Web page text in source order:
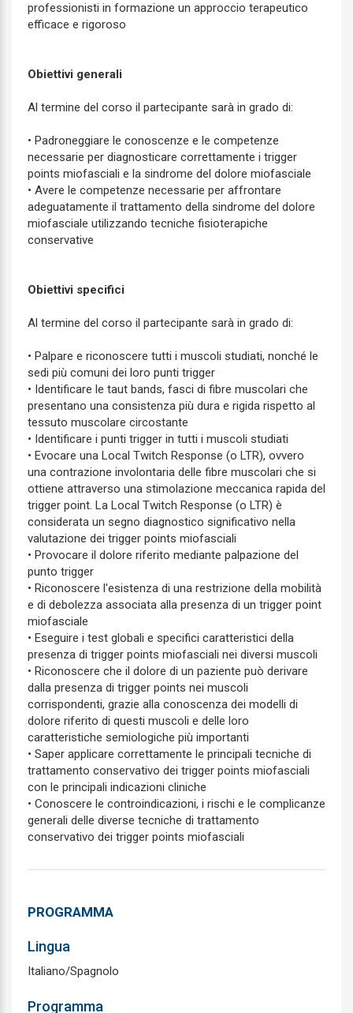
professionisti in formazione un approccio terapeutico
efficace e rigoroso
Obiettivi generali
Al termine del corso il partecipante sarà in grado di:
• Padroneggiare le conoscenze e le competenze
necessarie per diagnosticare correttamente i trigger
points miofasciali e la sindrome del dolore miofasciale
• Avere le competenze necessarie per affrontare
adeguatamente il trattamento della sindrome del dolore
miofasciale utilizzando tecniche fisioterapiche
conservative
Obiettivi specifici
Al termine del corso il partecipante sarà in grado di:
• Palpare e riconoscere tutti i muscoli studiati, nonché le
sedi più comuni dei loro punti trigger
• Identificare le taut bands, fasci di fibre muscolari che
presentano una consistenza più dura e rigida rispetto al
tessuto muscolare circostante
• Identificare i punti trigger in tutti i muscoli studiati
• Evocare una Local Twitch Response (o LTR), ovvero
una contrazione involontaria delle fibre muscolari che si
ottiene attraverso una stimolazione meccanica rapida del
trigger point. La Local Twitch Response (o LTR) è
considerata un segno diagnostico significativo nella
valutazione dei trigger points miofasciali
• Provocare il dolore riferito mediante palpazione del
punto trigger
• Riconoscere l'esistenza di una restrizione della mobilità
e di debolezza associata alla presenza di un trigger point
miofasciale
• Eseguire i test globali e specifici caratteristici della
presenza di trigger points miofasciali nei diversi muscoli
• Riconoscere che il dolore di un paziente può derivare
dalla presenza di trigger points nei muscoli
corrispondenti, grazie alla conoscenza dei modelli di
dolore riferito di questi muscoli e delle loro
caratteristiche semiologiche più importanti
• Saper applicare correttamente le principali tecniche di
trattamento conservativo dei trigger points miofasciali
con le principali indicazioni cliniche
• Conoscere le controindicazioni, i rischi e le complicanze
generali delle diverse tecniche di trattamento
conservativo dei trigger points miofasciali
PROGRAMMA
Lingua
Italiano/Spagnolo
Programma